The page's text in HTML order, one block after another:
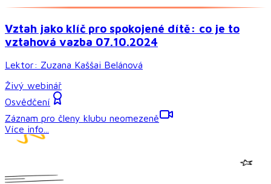
Vztah jako klíč pro spokojené dítě: co je to
vztahová vazba 07.10.2024
Lektor: Zuzana Kaššai Belánová
Živý webinář
Osvědčení
Záznam pro členy klubu neomezeně
Více info...